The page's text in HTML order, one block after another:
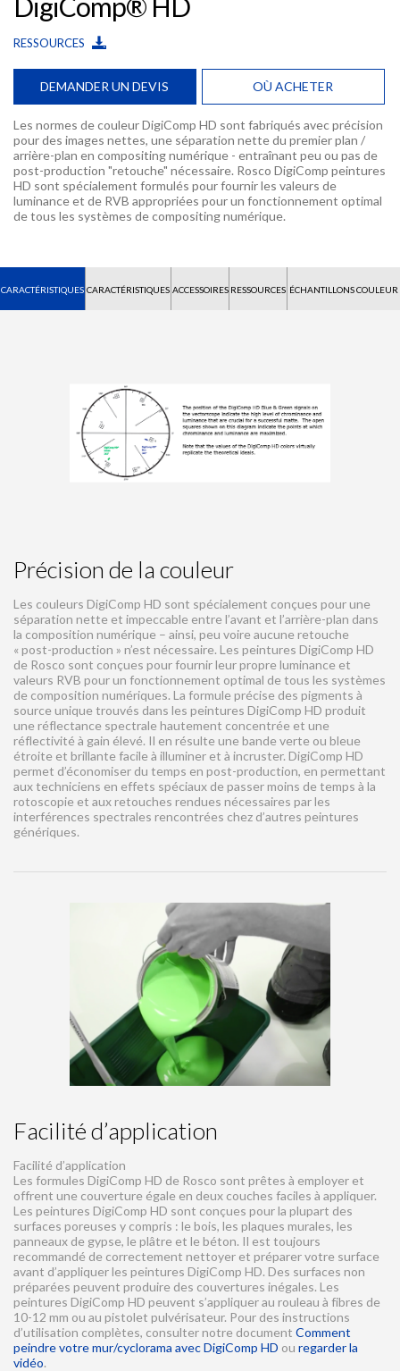
RESSOURCES
DEMANDER UN DEVIS OÙ ACHETER
Les normes de couleur DigiComp HD sont fabriqués avec précision
pour des images nettes, une séparation nette du premier plan /
arrière-plan en compositing numérique - entraînant peu ou pas de
post-production "retouche" nécessaire. Rosco DigiComp peintures
HD sont spécialement formulés pour fournir les valeurs de
luminance et de RVB appropriées pour un fonctionnement optimal
de tous les systèmes de compositing numérique.
CARACTÉRISTIQUES CARACTÉRISTIQUES ACCESSOIRES RESSOURCES ÉCHANTILLONS COULEUR
Précision de la couleur
Les couleurs DigiComp HD sont spécialement conçues pour une
séparation nette et impeccable entre l’avant et l’arrière-plan dans
la composition numérique – ainsi, peu voire aucune retouche
« post-production » n’est nécessaire. Les peintures DigiComp HD
de Rosco sont conçues pour fournir leur propre luminance et
valeurs RVB pour un fonctionnement optimal de tous les systèmes
de composition numériques. La formule précise des pigments à
source unique trouvés dans les peintures DigiComp HD produit
une réflectance spectrale hautement concentrée et une
réflectivité à gain élevé. Il en résulte une bande verte ou bleue
étroite et brillante facile à illuminer et à incruster. DigiComp HD
permet d’économiser du temps en post-production, en permettant
aux techniciens en effets spéciaux de passer moins de temps à la
rotoscopie et aux retouches rendues nécessaires par les
interférences spectrales rencontrées chez d’autres peintures
génériques.
Facilité d’application
Facilité d’application
Les formules DigiComp HD de Rosco sont prêtes à employer et
offrent une couverture égale en deux couches faciles à appliquer.
Les peintures DigiComp HD sont conçues pour la plupart des
surfaces poreuses y compris : le bois, les plaques murales, les
panneaux de gypse, le plâtre et le béton. Il est toujours
recommandé de correctement nettoyer et préparer votre surface
avant d’appliquer les peintures DigiComp HD. Des surfaces non
préparées peuvent produire des couvertures inégales. Les
peintures DigiComp HD peuvent s’appliquer au rouleau à fibres de
10-12 mm ou au pistolet pulvérisateur. Pour des instructions
d’utilisation complètes, consulter notre document Comment
peindre votre mur/cyclorama avec DigiComp HD ou regarder la
vidéo.